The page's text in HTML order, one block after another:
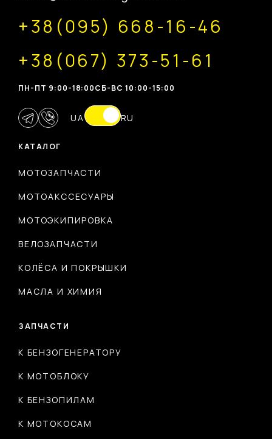
КАТАЛОГ
МОТОЗАПЧАСТИ
МОТОАКССЕСУАРЫ
МОТОЭКИПИРОВКА
ВЕЛОЗАПЧАСТИ
КОЛЁСА И ПОКРЫШКИ
МАСЛА И ХИМИЯ
ЗАПЧАСТИ
К БЕНЗОГЕНЕРАТОРУ
К МОТОБЛОКУ
К БЕНЗОПИЛАМ
К МОТОКОСАМ
+38(095) 668-16-46
+38(067) 373-51-61
ПН-ПТ 9:00-18:00CБ-ВС 10:00-15:00
UA RU